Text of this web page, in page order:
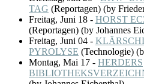
TAG (Reportagen) (by
Freitag, Juni 18 - HORST
(Reportagen) (by Johannes
Freitag, Juni 04 -
PYROLYSE (Technologie)
Montag, Mai 17 - HERDERS